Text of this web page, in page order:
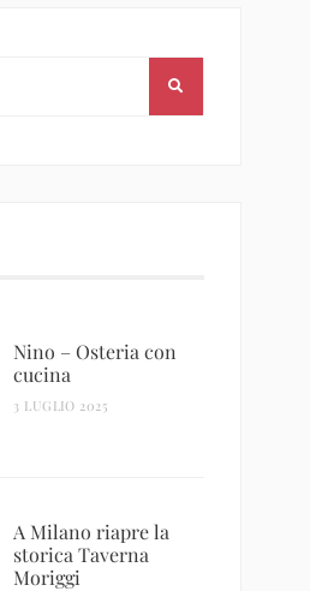
Nino – Osteria con
cucina
3 LUGLIO 2025
A Milano riapre la
storica Taverna
Moriggi